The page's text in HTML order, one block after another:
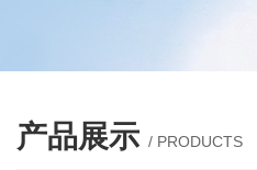
产品展示 / PRODUCTS